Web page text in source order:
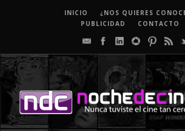
INICIO
¿NOS QUIERES
PUBLICIDAD
CONTACTO